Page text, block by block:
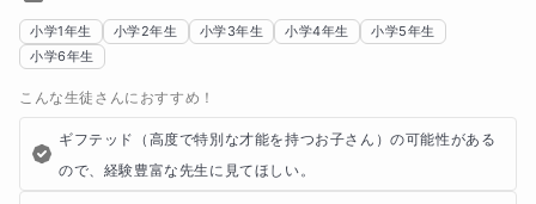
小学1年生 小学2年生 小学3年生 小学4年生
小学5年生
小学6年生
こんな生徒さんにおすすめ！
ギフテッド（高度で特別な才能を持つお子さん）の可能性がある
ので、経験豊富な先生に見てほしい。